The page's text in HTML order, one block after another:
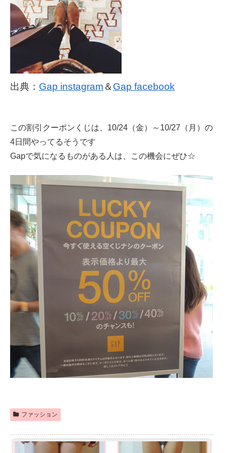
出典： Gap instagram ＆Gap facebook
この割引クーポンくじは、10/24（金）～10/27（月）の
4日間やってるそうです
Gapで気になるものがある人は、この機会にぜひ☆
ファッション